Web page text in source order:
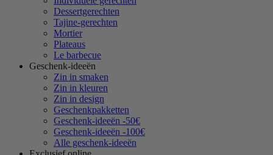
Dessertgerechten
Tajine-gerechten
Mortier
Plateaus
Le barbecue
Geschenk-ideeën
Zin in smaken
Zin in kleuren
Zin in design
Geschenkpakketten
Geschenk-ideeën -50€
Geschenk-ideeën -100€
Alle geschenk-ideeën